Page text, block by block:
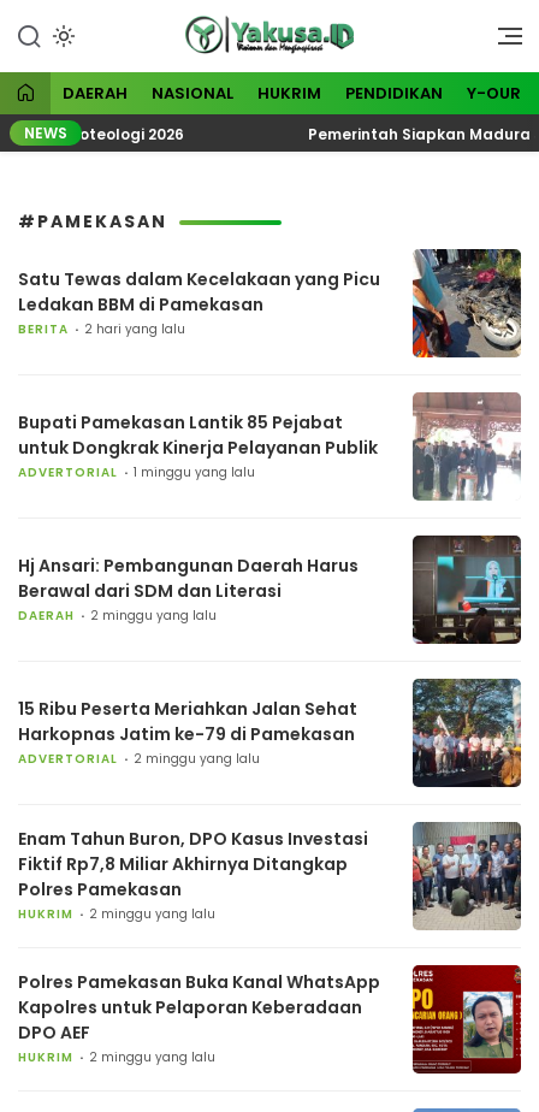
konten
Yakusa
Visioner dan Menginspirasi
DAERAH NASIONAL HUKRIM PENDIDIKAN Y-OUR
NEWSEkoteologi 2026 Pemerintah Siapkan Madura
#PAMEKASAN
Satu Tewas dalam Kecelakaan yang Picu
Ledakan BBM di Pamekasan
BERITA 2 hari yang lalu
Bupati Pamekasan Lantik 85 Pejabat
untuk Dongkrak Kinerja Pelayanan Publik
ADVERTORIAL 1 minggu yang lalu
Hj Ansari: Pembangunan Daerah Harus
Berawal dari SDM dan Literasi
DAERAH 2 minggu yang lalu
15 Ribu Peserta Meriahkan Jalan Sehat
Harkopnas Jatim ke-79 di Pamekasan
ADVERTORIAL 2 minggu yang lalu
Enam Tahun Buron, DPO Kasus Investasi
Fiktif Rp7,8 Miliar Akhirnya Ditangkap
Polres Pamekasan
HUKRIM 2 minggu yang lalu
Polres Pamekasan Buka Kanal WhatsApp
Kapolres untuk Pelaporan Keberadaan
DPO AEF
HUKRIM 2 minggu yang lalu